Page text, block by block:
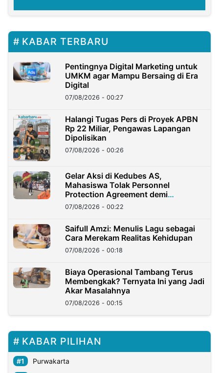
KABAR TERBARU
Pentingnya Digital Marketing untuk
UMKM agar Mampu Bersaing di Era
Digital
07/08/2026 - 00:27
Halangi Tugas Pers di Proyek APBN
Rp 22 Miliar, Pengawas Lapangan
Dipolisikan
07/08/2026 - 00:26
Gelar Aksi di Kedubes AS,
Mahasiswa Tolak Personnel
Protection Agreement demi
Kedaulatan Negara
07/08/2026 - 00:22
Saifull Amzi: Menulis Lagu sebagai
Cara Merekam Realitas Kehidupan
07/08/2026 - 00:18
Biaya Operasional Tambang Terus
Membengkak? Ternyata Ini yang Jadi
Akar Masalahnya
07/08/2026 - 00:15
KABAR PILIHAN
Purwakarta